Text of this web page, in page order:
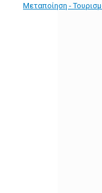
Μεταποίηση -